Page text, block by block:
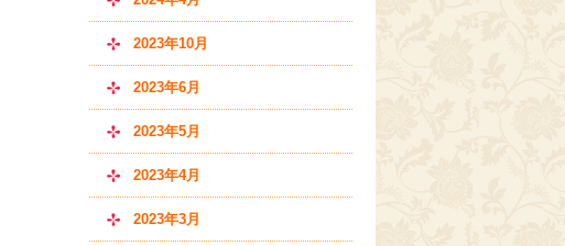
2023年10月
2023年6月
2023年5月
2023年4月
2023年3月